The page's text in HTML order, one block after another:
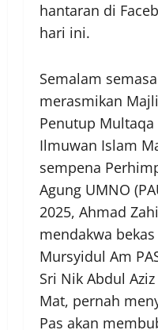
hantaran di
hari ini.
Semalam semasa
merasmikan
Penutup Multaqa
Ilmuwan Islam
sempena
Agung UMNO
2025, Ahmad
mendakwa bekas
Mursyidul Am
Sri Nik Abdul
Mat, pernah
Pas akan